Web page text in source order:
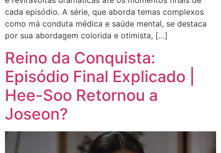
cada episódio. A série, que aborda temas complexos
como má conduta médica e saúde mental, se destaca
por sua abordagem colorida e otimista, […]
Reino da Conquista:
Episódio Final Explicado |
Hee-Soo Retornou a
Joseon?